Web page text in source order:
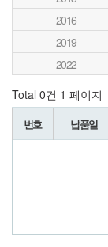
2016
2019
2022
Total 0건 1 페이지
번호 납품일